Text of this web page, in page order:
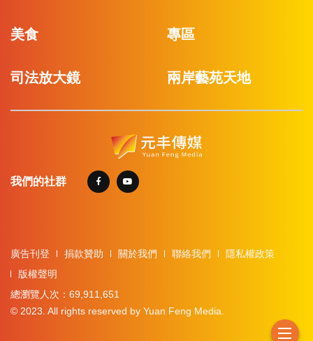
美食 專區
司法放大鏡 兩岸藝苑天地
我們的社群
廣告刊登 捐款贊助 關於我們 聯絡我們
隱私權政策
版權聲明
總瀏覽人次：69,911,651
© 2023. All rights reserved by Yuan Feng Media.